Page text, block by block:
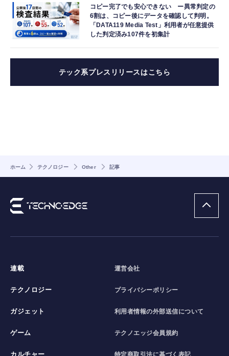
コピー完了でも安心できない ー異常判定の
6割は、コピー後にデータを確認して判明。
「DATA119 Media Test」利用者が任意提供
した判定済み107件を初集計
テック系プレスリリースはこちら
ホーム テクノロジー Other 記事
連載
テクノロジー
ガジェット
ゲーム
運営会社
プライバシーポリシー
利用者情報の外部送信について
テクノエッジ会員規約